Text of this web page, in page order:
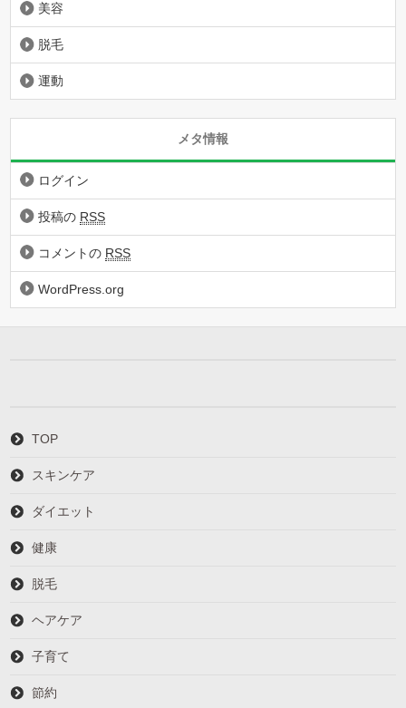
美容
脱毛
運動
メタ情報
ログイン
投稿の RSS
コメントの RSS
WordPress.org
TOP
スキンケア
ダイエット
健康
脱毛
ヘアケア
子育て
節約